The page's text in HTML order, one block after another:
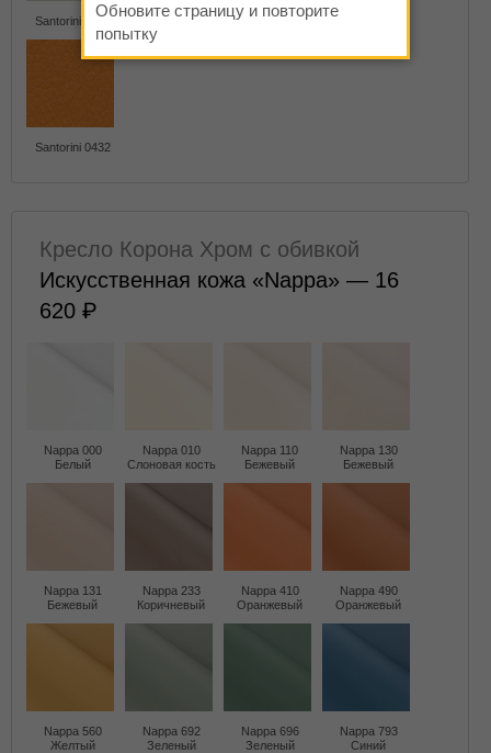
Santorini 0425 Santorini 0426 Santorini 0428 Santorini 0429
Santorini 0432
Кресло Корона Хром с обивкой
Искусственная кожа «Nappa» — 16
620
Nappa 000
Белый
Nappa 010
Слоновая кость
Nappa 110
Бежевый
Nappa 130
Бежевый
Nappa 131
Бежевый
Nappa 233
Коричневый
Nappa 410
Оранжевый
Nappa 490
Оранжевый
Nappa 560
Желтый
Nappa 692
Зеленый
Nappa 696
Зеленый
Nappa 793
Синий
Обновите страницу и повторите
попытку